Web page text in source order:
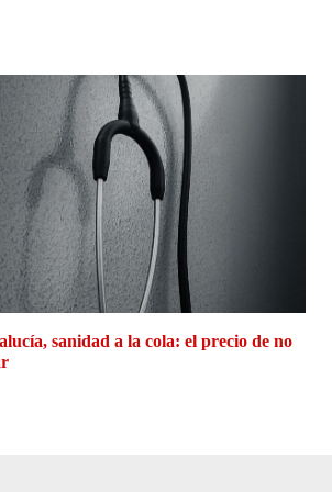
sanidad a la cola: el precio de no